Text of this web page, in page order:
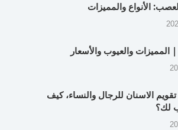
الأنواع والمميزات
المميزات والعيوب والأسعار
الاسنان للرجال والنساء، كيف
لك؟